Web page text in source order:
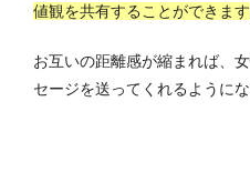
値観を共有することができます
お互いの距離感が縮まれば、
セージを送ってくれるようにな